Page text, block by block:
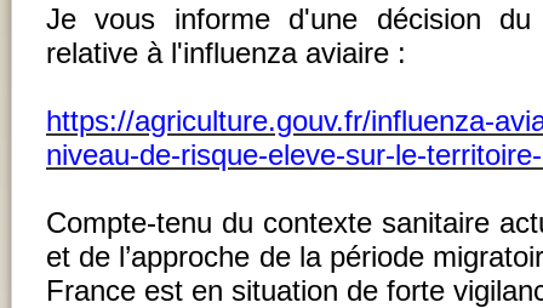
Je vous informe d'une décision du
relative à l'influenza aviaire :
https://agriculture.gouv.fr/influenza-
niveau-de-risque-eleve-sur-le-
Compte-tenu du contexte sanitaire
et de l’approche de la période
France est en situation de forte